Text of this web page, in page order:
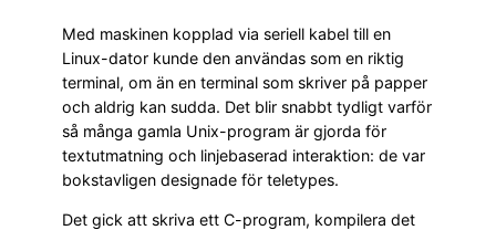
Med maskinen kopplad via seriell kabel till en
Linux-dator kunde den användas som en riktig
terminal, om än en terminal som skriver på papper
och aldrig kan sudda. Det blir snabbt tydligt varför
så många gamla Unix-program är gjorda för
textutmatning och linjebaserad interaktion: de var
bokstavligen designade för teletypes.
Det gick att skriva ett C-program, kompilera det